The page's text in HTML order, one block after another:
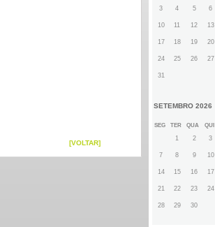
[VOLTAR]
3 4 5 6
10 11 12 13
17 18 19 20
24 25 26 27
31
SETEMBRO 2026
SEG TER QUA QUI
1 2 3
7 8 9 10
14 15 16 17
21 22 23 24
28 29 30